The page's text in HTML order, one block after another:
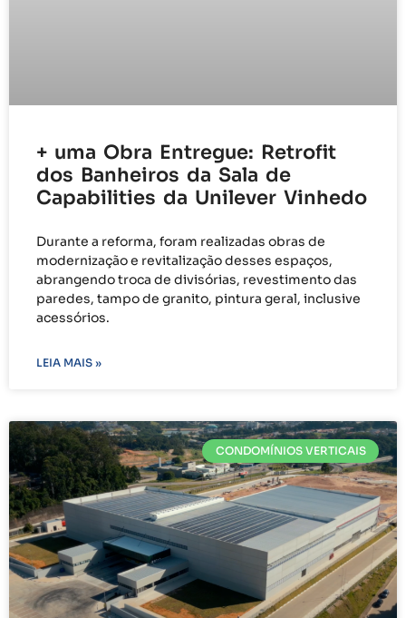
+ uma Obra Entregue: Retrofit
dos Banheiros da Sala de
Capabilities da Unilever Vinhedo
Durante a reforma, foram realizadas obras de
modernização e revitalização desses espaços,
abrangendo troca de divisórias, revestimento das
paredes, tampo de granito, pintura geral, inclusive
acessórios.
LEIA MAIS »
CONDOMÍNIOS VERTICAIS